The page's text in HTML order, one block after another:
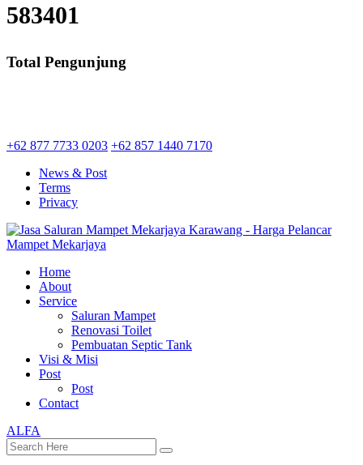
583401
Total Pengunjung
+62 877 7733 0203 +62 857 1440 7170
News & Post
Terms
Privacy
Home
About
Service
Saluran Mampet
Renovasi Toilet
Pembuatan Septic Tank
Visi & Misi
Post
Post
Contact
ALFA